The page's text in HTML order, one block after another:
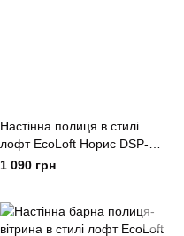
Настінна полиця в стилі
лофт EcoLoft Норис DSP-
1419
1 090 грн